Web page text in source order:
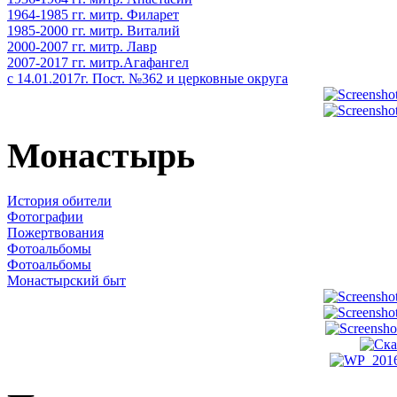
1964-1985 гг. митр. Филарет
1985-2000 гг. митр. Виталий
2000-2007 гг. митр. Лавр
2007-2017 гг. митр.Агафангел
с 14.01.2017г. Пост. №362 и церковные округа
Монастырь
История обители
Фотографии
Пожертвования
Фотоальбомы
Фотоальбомы
Монастырский быт